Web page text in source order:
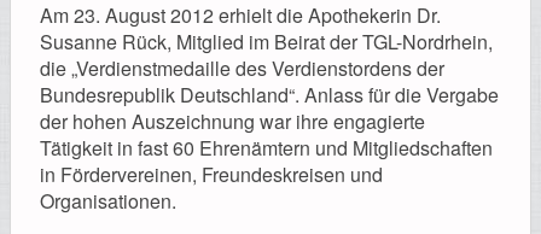
Registrierung
Am 23. August 2012 erhielt die Apothekerin Dr.
Susanne Rück, Mitglied im Beirat der TGL-Nordrhein,
die „Verdienstmedaille des Verdienstordens der
Bundesrepublik Deutschland“. Anlass für die Vergabe
der hohen Auszeichnung war ihre engagierte
Tätigkeit in fast 60 Ehrenämtern und Mitgliedschaften
in Fördervereinen, Freundeskreisen und
Organisationen.